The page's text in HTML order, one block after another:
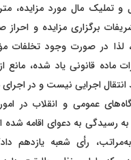
و تملیک مال مورد مزایده،
برگزاری مزایده و
لذا در صورت وجود تخلفات
ماده قانونی یاد شده، مانع
به رسیدگی به دعوای اقامه
رأی شعبه یازدهم